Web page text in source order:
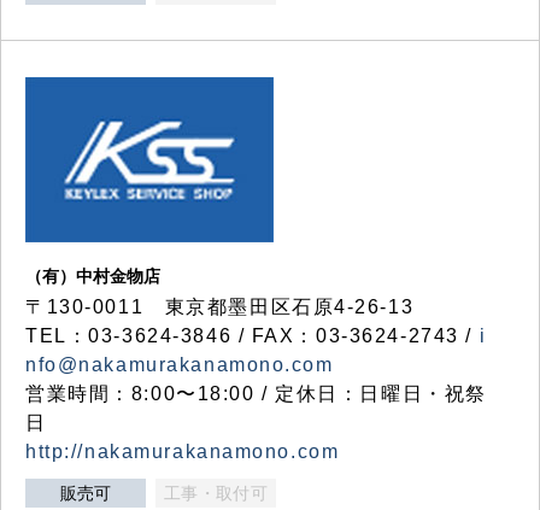
（有）中村金物店
〒130-0011 東京都墨田区石原4-26-13
TEL：03-3624-3846 / FAX：03-3624-2743 / i
nfo@nakamurakanamono.com
営業時間：8:00〜18:00 / 定休日：日曜日・祝祭
日
http://nakamurakanamono.com
販売可 工事・取付可